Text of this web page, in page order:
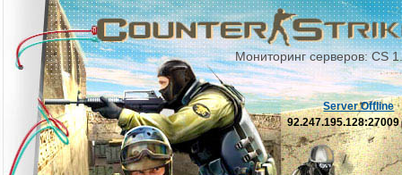
Мониторинг серверов: CS
Server Offline
92.247.195.128:27009